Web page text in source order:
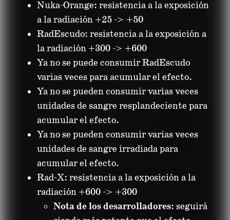
Nuka-Orange: resistencia a la exposición
a la radiación +25 -> +50
RadEscudo: resistencia a la exposición a
la radiación +300 -> +600
Ya no se puede consumir RadEscudo
varias veces para acumular el efecto.
Ya no se pueden consumir varias veces
unidades de sangre resplandeciente para
acumular el efecto.
Ya no se pueden consumir varias veces
unidades de sangre irradiada para
acumular el efecto.
Rad-X: resistencia a la exposición a la
radiación +600 -> +300
Nota de los desarrolladores: seguirá